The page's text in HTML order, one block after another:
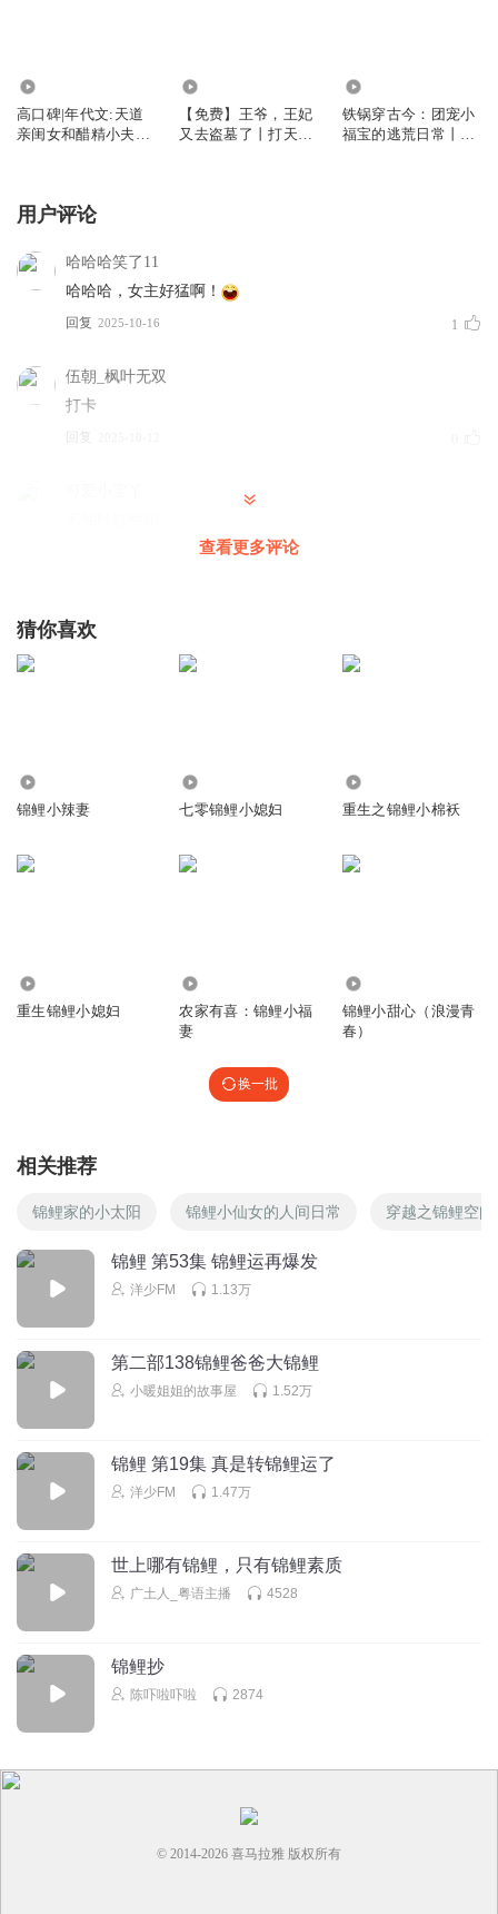
高口碑|年代文:天道
亲闺女和醋精小夫君
【免费】王爷，王妃
又去盗墓了丨打天下
铁锅穿古今：团宠小
福宝的逃荒日常丨甜
用户评论
哈哈哈笑了11
哈哈哈，女主好猛啊！
回复 2025-10-16 1
伍朝_枫叶无双
打卡
回复
非常不错！超级推荐的！
查看更多评论
猜你喜欢
锦鲤小辣妻 七零锦鲤小媳妇 重生之锦鲤小棉袄
重生锦鲤小媳妇
农家有喜：锦鲤小福
妻
锦鲤小甜心（浪漫青
春）
换一批
相关推荐
锦鲤家的小太阳 锦鲤小仙女的人间日常 穿越之锦鲤空间
锦鲤 第53集 锦鲤运再爆发
洋少FM 1.13万
第二部138锦鲤爸爸大锦鲤
小暖姐姐的故事屋 1.52万
锦鲤 第19集 真是转锦鲤运了
洋少FM 1.47万
世上哪有锦鲤，只有锦鲤素质
广土人_粤语主播 4528
锦鲤抄
陈吓啦吓啦 2874
© 2014-2026 喜马拉雅 版权所有